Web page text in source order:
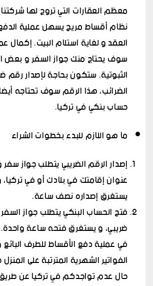
معظم العقارات التي تروج لها
نظام أقساط مريح يسهل عملية
العقد و لغاية استلام البيت. إكمال
سوف يحتاج منك جواز السفر و بعض
الثبوتية. ستكون بحاجة لإصدار رقم
الضرائب، هذا الرقم سوف تحتاجه
حساب بنكي في تركيا.
ما هو اللازم للبدء بخطوات الشراء
إصدار الرقم الضريبي يتطلب جواز
عنوان إقامتك في بلادك أو في
يستغرق إصداره نصف ساعة.
فتح الحساب البنكي يتطلب جواز
ضريبي، و يستغرق فتحه ساعة
في عملية دفع الأقساط للطرف
الفواتير الشهرية المترتبة على
حال عدم تواجدكم في تركيا عن